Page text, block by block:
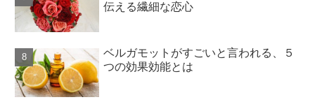
伝える繊細な恋心
ベルガモットがすごいと言われる、５
つの効果効能とは